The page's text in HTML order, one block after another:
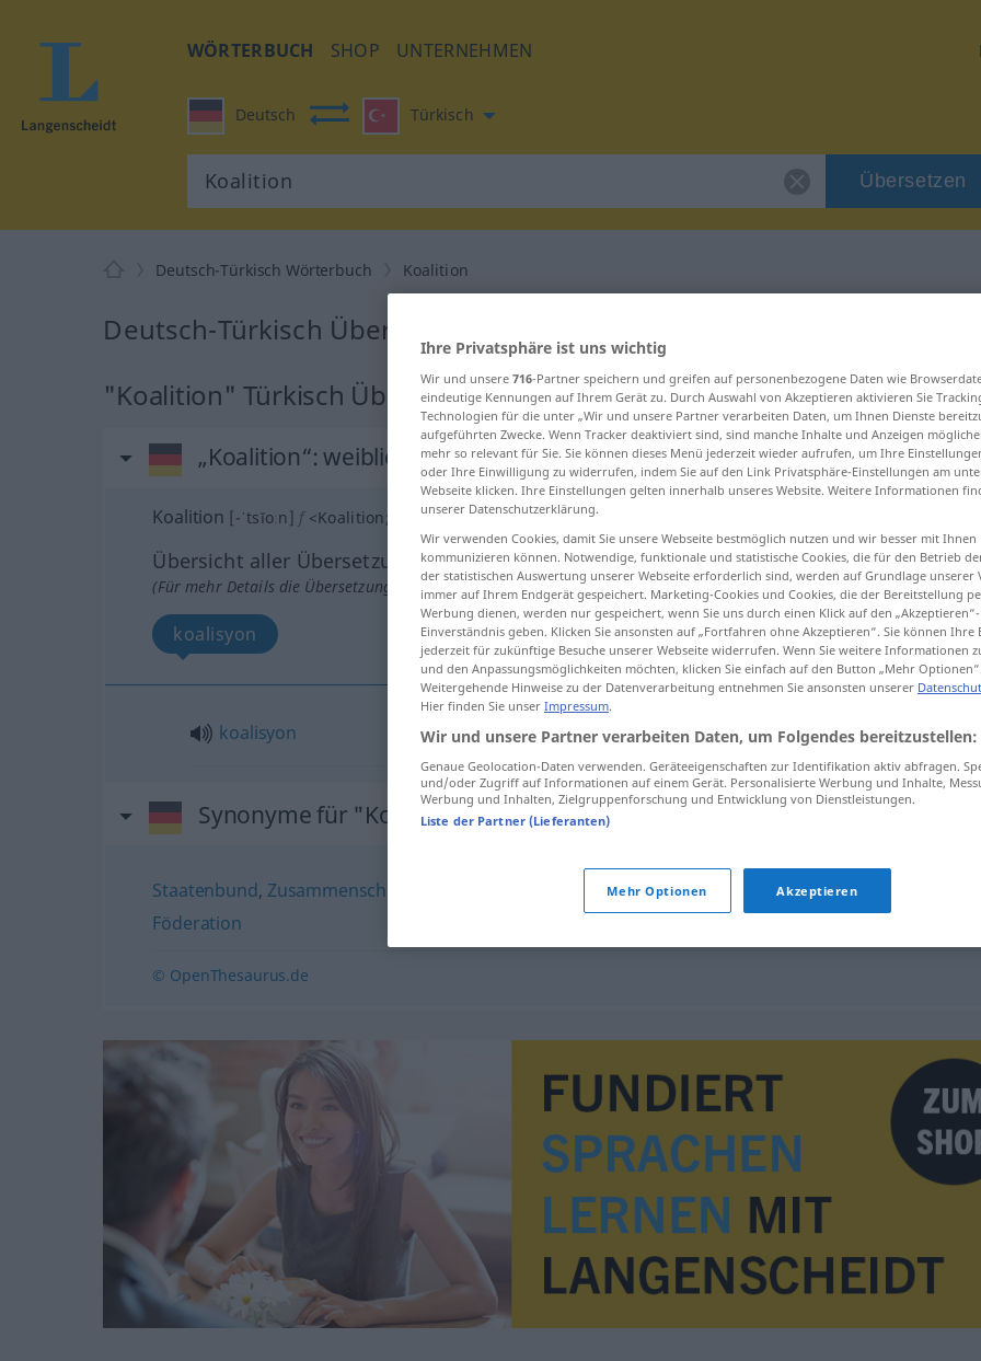
WÖRTERBUCH SHOP UNTERNEHMEN
Deutsch Türkisch
Übersetzen
Deutsch-Türkisch Wörterbuch Koalition
Deutsch-Türkisch Übersetzung für "Koalition"
"Koalition" Türkisch Übersetzung
„Koalition“: weiblich
Koalition [-ˈtsĭoːn] f <Koalition; >
Übersicht aller Übersetzungen
(Für mehr Details die Übersetzung anklicken/antippen)
koalisyon
koalisyon Koalition POL
Synonyme für "Koalition"
Staatenbund, Zusammenschluss Konföderation,Vereinigung,Union,
Föderation
© OpenThesaurus.de
Ihre Privatsphäre ist uns wichtig
Wir und unsere 716-Partner speichern und greifen auf personenbezogene Daten wie
eindeutige Kennungen auf Ihrem Gerät zu. Durch Auswahl von Akzeptieren aktivieren Sie
Technologien für die unter „Wir und unsere Partner verarbeiten Daten, um Ihnen Dienste
aufgeführten Zwecke. Wenn Tracker deaktiviert sind, sind manche Inhalte und Anzeigen
mehr so relevant für Sie. Sie können dieses Menü jederzeit wieder aufrufen, um Ihre
oder Ihre Einwilligung zu widerrufen, indem Sie auf den Link Privatsphäre-Einstellungen am
Webseite klicken. Ihre Einstellungen gelten innerhalb unseres Website. Weitere Informationen
unserer Datenschutzerklärung.
Wir verwenden Cookies, damit Sie unsere Webseite bestmöglich nutzen und wir besser mit Ihnen
kommunizieren können. Notwendige, funktionale und statistische Cookies, die für den Betrieb
der statistischen Auswertung unserer Webseite erforderlich sind, werden auf Grundlage unserer
immer auf Ihrem Endgerät gespeichert. Marketing-Cookies und Cookies, die der Bereitstellung
Werbung dienen, werden nur gespeichert, wenn Sie uns durch einen Klick auf den
Einverständnis geben. Klicken Sie ansonsten auf „Fortfahren ohne Akzeptieren“. Sie können
jederzeit für zukünftige Besuche unserer Webseite widerrufen. Wenn Sie weitere Informationen
und den Anpassungsmöglichkeiten möchten, klicken Sie einfach auf den Button „Mehr
Weitergehende Hinweise zu der Datenverarbeitung entnehmen Sie ansonsten unserer
Hier finden Sie unser Impressum.
Wir und unsere Partner verarbeiten Daten, um Folgendes bereitzustellen:
Genaue Geolocation-Daten verwenden. Geräteeigenschaften zur Identifikation aktiv abfragen.
und/oder Zugriff auf Informationen auf einem Gerät. Personalisierte Werbung und Inhalte,
Werbung und Inhalten, Zielgruppenforschung und Entwicklung von Dienstleistungen.
Liste der Partner (Lieferanten)
Mehr Optionen Akzeptieren